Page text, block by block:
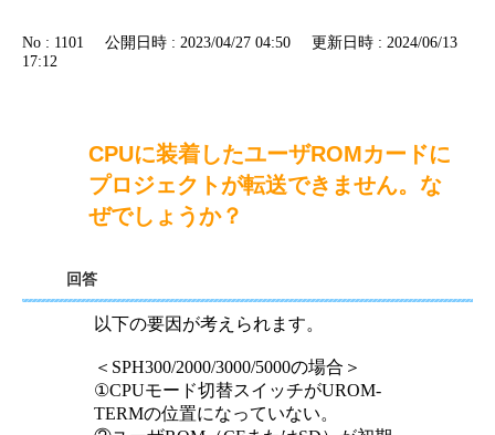
No : 1101 公開日時 : 2023/04/27 04:50
更新日時 : 2024/06/13
17:12
CPUに装着したユーザROMカードに
プロジェクトが転送できません。な
ぜでしょうか？
回答
以下の要因が考えられます。
＜SPH300/2000/3000/5000の場合＞
①CPUモード切替スイッチがUROM-
TERMの位置になっていない。